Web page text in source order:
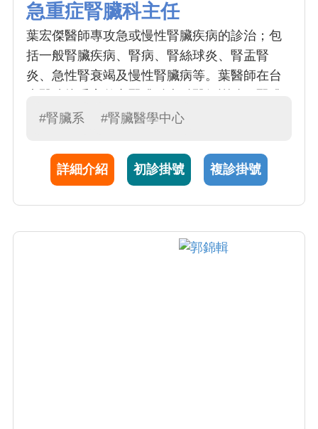
急重症腎臟科主任
葉宏傑醫師專攻急或慢性腎臟疾病的診治；包
括一般腎臟疾病、腎病、腎絲球炎、腎盂腎
炎、急性腎衰竭及慢性腎臟病等。葉醫師在台
疾病通常以血尿、蛋白尿、 電解質異常、水
竭（簡稱慢性腎衰）的病人必須考慮接受透析
治療、血液透析、腹膜透析以及重症透析治
#腎臟系 #腎臟醫學中心
詳細介紹 初診掛號 複診掛號